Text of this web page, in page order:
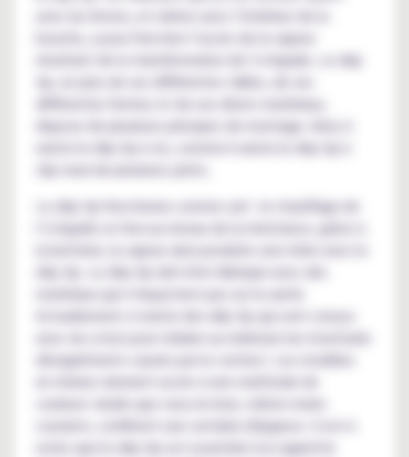
bouche, a pour fonction l’accès de la vapeur
résultant de la transformation de l’e-liquide. Le drip
tip, en plus de ses différentes tailles, de ses
différentes formes et de ses divers matériaux,
dispose de plusieurs principes de montage. Ainsi, il
existe le drip tip à vis, comme il existe le drip tip à
Le drip tip fonctionne comme suit : le chauffage de
la batterie, la vapeur ainsi produite sera tirée avec le
drip tip. Le drip tip doit être fabriqué avec des
Actuellement, il existe des drip tip qui sont conçus
avec du coton pour réduire au minimum les éventuels
désagréments causés par le contact. Les modèles
courants, confèrent une certaine élégance. Il est à
noter que le drip tip est essentiel à la cigarette